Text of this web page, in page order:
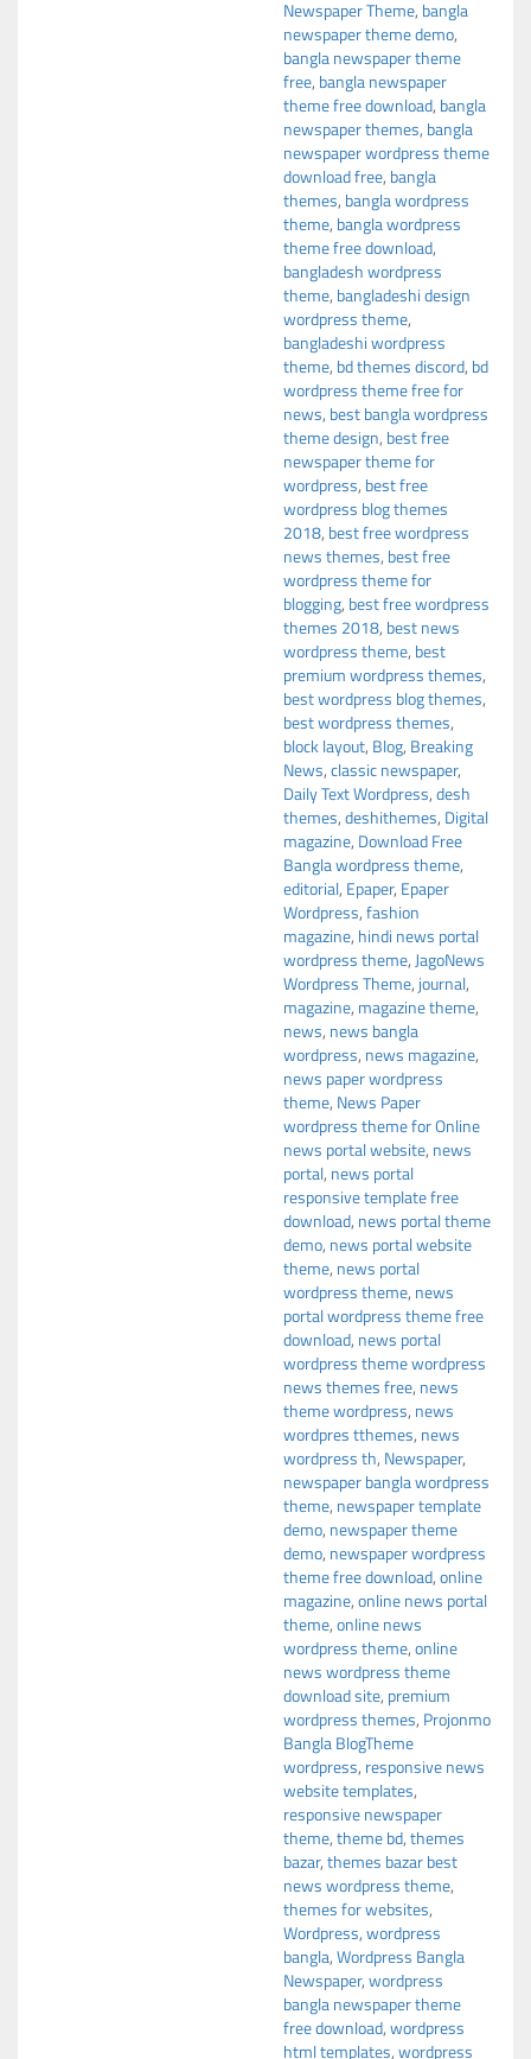
Newspaper Theme, bangla
newspaper theme demo,
bangla newspaper theme
free, bangla newspaper
theme free download, bangla
newspaper themes, bangla
newspaper wordpress theme
download free, bangla
themes, bangla wordpress
theme, bangla wordpress
theme free download,
bangladesh wordpress
theme, bangladeshi design
wordpress theme,
bangladeshi wordpress
theme, bd themes discord, bd
wordpress theme free for
news, best bangla wordpress
theme design, best free
newspaper theme for
wordpress, best free
wordpress blog themes
2018, best free wordpress
news themes, best free
wordpress theme for
blogging, best free wordpress
themes 2018, best news
wordpress theme, best
premium wordpress themes,
best wordpress blog themes,
best wordpress themes,
block layout, Blog, Breaking
News,classic newspaper,
Daily Text Wordpress,desh
themes,deshithemes, Digital
magazine, Download Free
Bangla wordpress theme,
editorial, Epaper, Epaper
Wordpress,fashion
magazine, hindi news portal
wordpress theme, JagoNews
Wordpress Theme, journal,
magazine, magazine theme,
news, news bangla
wordpress, news magazine,
news paper wordpress
theme, News Paper
wordpress theme for Online
news portal website, news
portal, news portal
responsive template free
download, news portal theme
demo, news portal website
theme, news portal
wordpress theme, news
portal wordpress theme free
download, news portal
wordpress theme wordpress
news themes free, news
theme wordpress, news
wordpres tthemes, news
wordpress th, Newspaper,
newspaper bangla wordpress
theme, newspaper template
demo, newspaper theme
demo, newspaper wordpress
theme free download,online
magazine,online news portal
theme,online news
wordpress theme,online
news wordpress theme
download site, premium
wordpress themes, Projonmo
Bangla BlogTheme
wordpress, responsive news
website templates,
responsive newspaper
theme,theme bd,themes
bazar,themes bazar best
news wordpress theme,
themes for websites,
Wordpress,wordpress
bangla,Wordpress Bangla
Newspaper,wordpress
bangla newspaper theme
free download,wordpress
html templates,wordpress